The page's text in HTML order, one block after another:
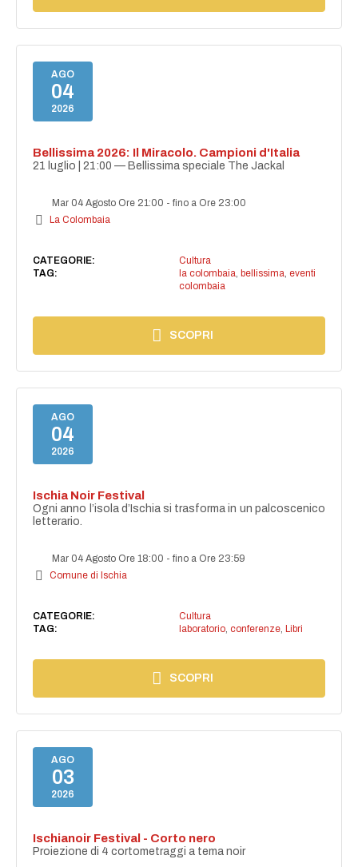
AGO
04
2026
Bellissima 2026: Il Miracolo. Campioni d'Italia
21 luglio | 21:00 — Bellissima speciale The Jackal
Mar 04 Agosto Ore 21:00 -fino a Ore 23:00
La Colombaia
CATEGORIE:
Cultura
TAG:
la colombaia, bellissima, eventi
colombaia
SCOPRI
AGO
04
2026
Ischia Noir Festival
Ogni anno l’isola d’Ischia si trasforma in un palcoscenico
letterario.
Mar 04 Agosto Ore 18:00 -fino a Ore 23:59
Comune di Ischia
CATEGORIE:
Cultura
TAG:
laboratorio, conferenze, Libri
SCOPRI
AGO
03
2026
Ischianoir Festival - Corto nero
Proiezione di 4 cortometraggi a tema noir